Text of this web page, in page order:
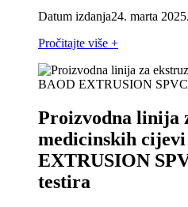
Datum izdanja24. marta 2025.
Pročitajte više +
Proizvodna linija
medicinskih
EXTRUSION
testira